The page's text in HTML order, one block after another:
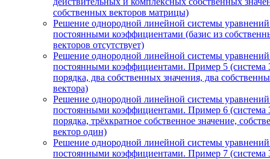
собственных векторов матрицы)
Решение однородной линейной системы
постоянными коэффициентами (базис из
векторов отсутствует)
Решение однородной линейной системы
постоянными коэффициентами. Пример 5 (система
порядка, два собственных значения, два
вектора)
Решение однородной линейной системы
постоянными коэффициентами. Пример 6 (система
порядка, трёхкратное собственное значение,
вектор один)
Решение однородной линейной системы
постоянными коэффициентами. Пример 7 (система